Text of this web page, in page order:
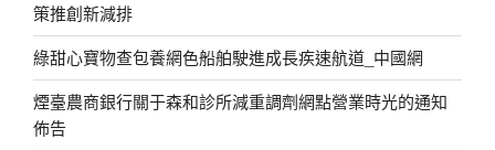
策推創新減排
綠甜心寶物查包養網色船舶駛進成長疾速航道_中國網
煙臺農商銀行關于森和診所減重調劑網點營業時光的通知
佈告